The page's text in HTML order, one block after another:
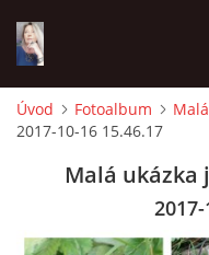
ÚVOD
Úvod Fotoalbum
2017-10-16 15.46.17
Malá ukázka